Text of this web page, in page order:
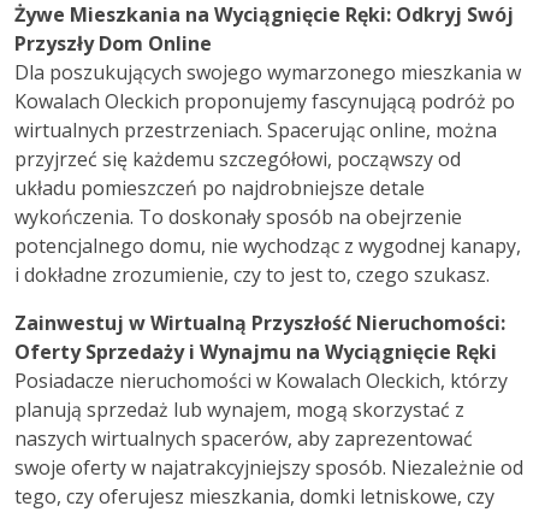
Żywe Mieszkania na Wyciągnięcie Ręki: Odkryj Swój
Przyszły Dom Online
Dla poszukujących swojego wymarzonego mieszkania w
Kowalach Oleckich proponujemy fascynującą podróż po
wirtualnych przestrzeniach. Spacerując online, można
przyjrzeć się każdemu szczegółowi, począwszy od
układu pomieszczeń po najdrobniejsze detale
wykończenia. To doskonały sposób na obejrzenie
potencjalnego domu, nie wychodząc z wygodnej kanapy,
i dokładne zrozumienie, czy to jest to, czego szukasz.
Zainwestuj w Wirtualną Przyszłość Nieruchomości:
Oferty Sprzedaży i Wynajmu na Wyciągnięcie Ręki
Posiadacze nieruchomości w Kowalach Oleckich, którzy
planują sprzedaż lub wynajem, mogą skorzystać z
naszych wirtualnych spacerów, aby zaprezentować
swoje oferty w najatrakcyjniejszy sposób. Niezależnie od
tego, czy oferujesz mieszkania, domki letniskowe, czy